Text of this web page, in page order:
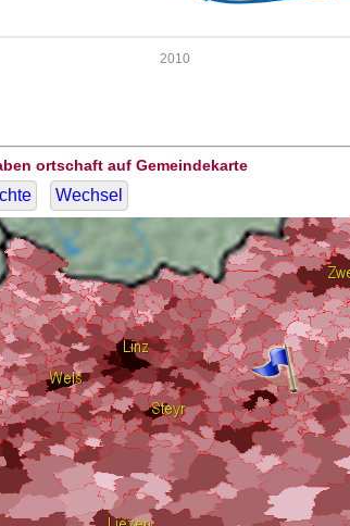
2010
ortschaft auf Gemeindekarte
Wechsel